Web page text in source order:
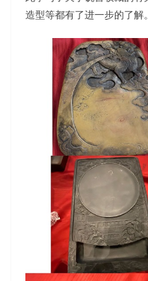
造型等都有了进一步的了解。